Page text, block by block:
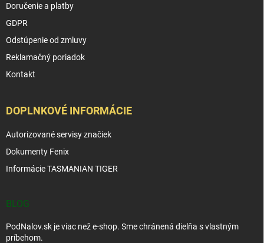
Doručenie a platby
GDPR
Odstúpenie od zmluvy
Reklamačný poriadok
Kontakt
DOPLNKOVÉ INFORMÁCIE
Autorizované servisy značiek
Dokumenty Fenix
Informácie TASMANIAN TIGER
BLOG
PodNalov.sk je viac než e-shop. Sme chránená dielňa s vlastným
príbehom.